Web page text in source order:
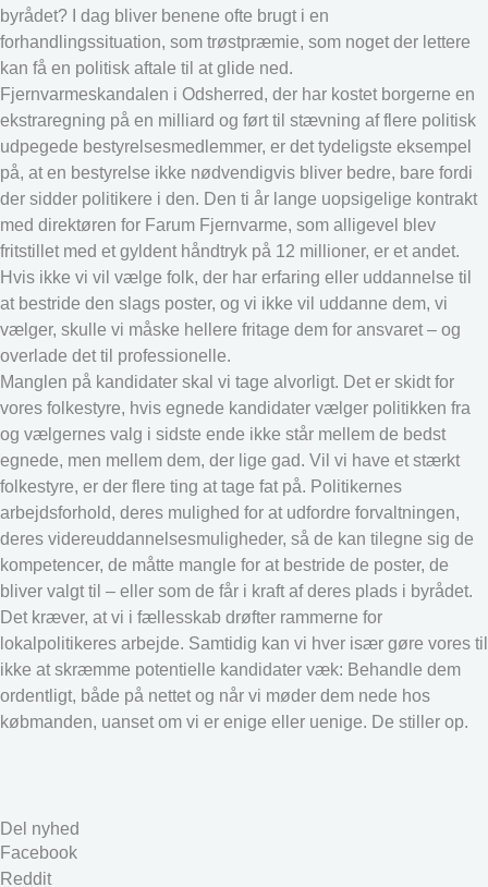
byrådet? I dag bliver benene ofte brugt i en
forhandlingssituation, som trøstpræmie, som noget der lettere
kan få en politisk aftale til at glide ned.
Fjernvarmeskandalen i Odsherred, der har kostet borgerne en
ekstraregning på en milliard og ført til stævning af flere politisk
udpegede bestyrelsesmedlemmer, er det tydeligste eksempel
på, at en bestyrelse ikke nødvendigvis bliver bedre, bare fordi
der sidder politikere i den. Den ti år lange uopsigelige kontrakt
med direktøren for Farum Fjernvarme, som alligevel blev
fritstillet med et gyldent håndtryk på 12 millioner, er et andet.
Hvis ikke vi vil vælge folk, der har erfaring eller uddannelse til
at bestride den slags poster, og vi ikke vil uddanne dem, vi
vælger, skulle vi måske hellere fritage dem for ansvaret – og
overlade det til professionelle.
Manglen på kandidater skal vi tage alvorligt. Det er skidt for
vores folkestyre, hvis egnede kandidater vælger politikken fra
og vælgernes valg i sidste ende ikke står mellem de bedst
egnede, men mellem dem, der lige gad. Vil vi have et stærkt
folkestyre, er der flere ting at tage fat på. Politikernes
arbejdsforhold, deres mulighed for at udfordre forvaltningen,
deres videreuddannelsesmuligheder, så de kan tilegne sig de
kompetencer, de måtte mangle for at bestride de poster, de
bliver valgt til – eller som de får i kraft af deres plads i byrådet.
Det kræver, at vi i fællesskab drøfter rammerne for
lokalpolitikeres arbejde. Samtidig kan vi hver især gøre vores til
ikke at skræmme potentielle kandidater væk: Behandle dem
ordentligt, både på nettet og når vi møder dem nede hos
købmanden, uanset om vi er enige eller uenige. De stiller op.
Del nyhed
Facebook
Reddit